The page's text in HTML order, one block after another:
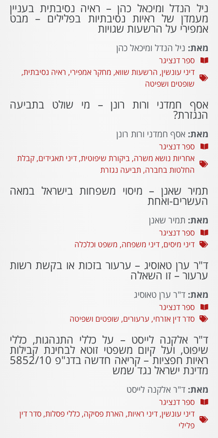
ניל הנדל ומיכאל כהן – ראיה נסיבתית בעניין
מעמדן של ראיות נסיבתיות בפלילים – מבט
אמפירי על הרשעות שגויות
מאת: ניל הנדל ומיכאל כהן
ספר דנציגר
דיני עונשין, הרשעות שווא, מחקר אמפירי, ראיה נסיבתית,
שופטים ושפיטה
אסף חמדני ורות רונן – מי שולט בתביעה
הנגזרת?
מאת: אסף חמדני ורות רונן
ספר דנציגר
אחריות נושא משרה, ביקורת שיפוטית, דיני תאגידים, קבלת
החלטות בחברה, תביעה נגזרת
תמיר שאנן – מיסוי משפחות בישראל במאה
העשרים-ואחת
מאת: תמיר שאנן
ספר דנציגר
דיני מיסים, דיני משפחה, משפט וכלכלה
ד"ר ערן טאוסיג – ערעור בזכות או בקשת רשות
ערעור – זו השאלה
מאת: ד"ר ערן טאוסיג
ספר דנציגר
סדר דין אזרחי, ערעורים, שופטים ושפיטה
ד"ר אלקנה לייסט – על כללי התנהגות, כללי
שיפוט, ועל קיום משפטי זוטא לבחינת קבילות
ראיות חפציות – קריאה חדשה בדנ"פ 5852/10
מדינת ישראל נגד שמש
מאת: ד"ר אלקנה לייסט
ספר דנציגר
דיני עונשין, דיני ראיות, הארת פסיקה, כללי פסלות, סדר דין
פלילי